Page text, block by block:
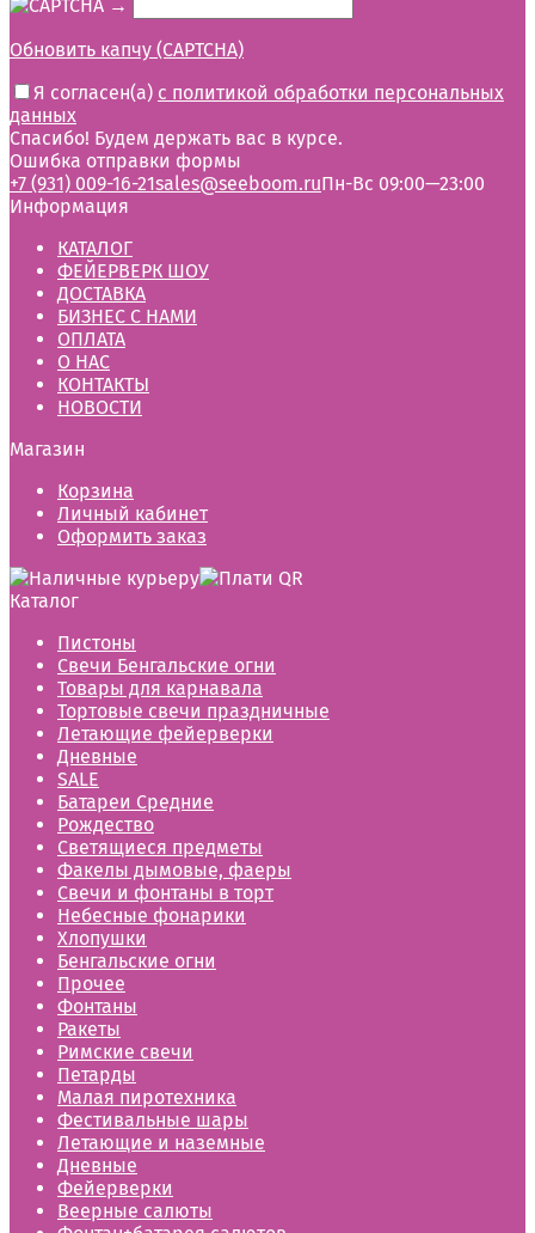
→
Обновить капчу (CAPTCHA)
Я согласен(a) с политикой обработки персональных
данных
Спасибо! Будем держать вас в курсе.
Ошибка отправки формы
+7 (931) 009-16-21sales@seeboom.ruПн-Вс 09:00—23:00
Информация
КАТАЛОГ
ФЕЙЕРВЕРК ШОУ
ДОСТАВКА
БИЗНЕС С НАМИ
ОПЛАТА
О НАС
КОНТАКТЫ
НОВОСТИ
Магазин
Корзина
Личный кабинет
Оформить заказ
Каталог
Пистоны
Свечи Бенгальские огни
Товары для карнавала
Тортовые свечи праздничные
Летающие фейерверки
Дневные
SALE
Батареи Средние
Рождество
Светящиеся предметы
Факелы дымовые, фаеры
Свечи и фонтаны в торт
Небесные фонарики
Хлопушки
Бенгальские огни
Прочее
Фонтаны
Ракеты
Римские свечи
Петарды
Малая пиротехника
Фестивальные шары
Летающие и наземные
Дневные
Фейерверки
Веерные салюты